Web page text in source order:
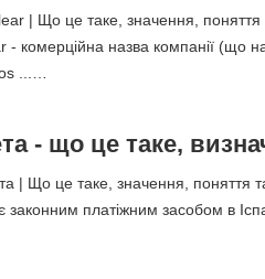
| Що це таке, значення,
- комерційна назва компанії (що
...…
- що це таке,
| Що це таке, значення, поняття
законним платіжним засобом в